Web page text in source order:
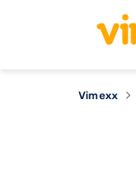
Vimexx